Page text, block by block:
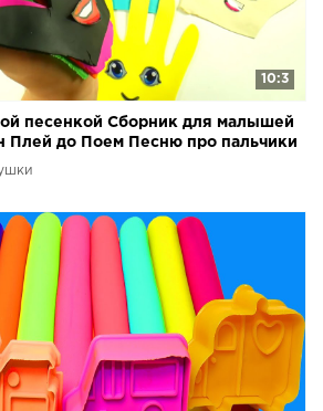
10:3
песенкой Сборник для малышей
Плей до Поем Песню про пальчики